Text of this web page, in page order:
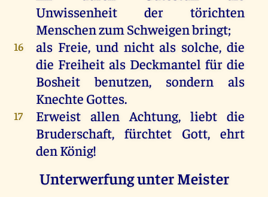
Unwissenheit
der
törichten
Menschenzum Schweigenbringt;
16 als Freie, und nicht als solche,die
die Freiheit als Deckmantelfür die
Bosheitbenutzen, sondern
als
Knechte Gottes.
17 Erweist allenAchtung,liebt die
Bruderschaft, fürchtet Gott,ehrt
denKönig!
Unterwerfung unter Meister